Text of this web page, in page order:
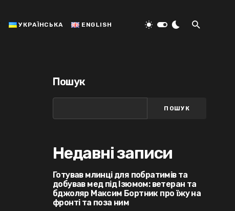
УКРАЇНСЬКА ENGLISH
Пошук
ПОШУК
Недавні записи
Готував млинці для побратимів та
добував мед під Ізюмом: ветеран та
бджоляр Максим Бортник про їжу на
фронті та поза ним